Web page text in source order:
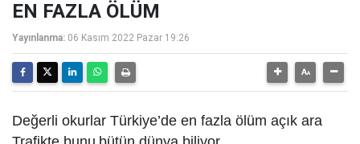
EN FAZLA ÖLÜM
Yayınlanma: 06 Kasım 2022 Pazar 19:26
Değerli okurlar Türkiye’de en fazla ölüm açık ara